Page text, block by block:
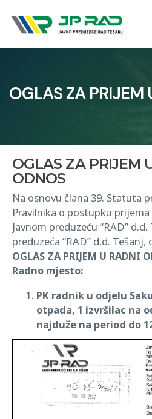
OGLAS ZA PRIJEM
OGLAS ZA PRIJEM
ODNOS
Na osnovu člana 39. Statuta
Pravilnika o postupku
Javnom preduzeću “RAD”
preduzeća “RAD” d.d.
OGLAS ZA PRIJEM U RADNI
Radno mjesto:
PK radnik u odjelu
otpada, 1 izvršilac na
najduže na period do